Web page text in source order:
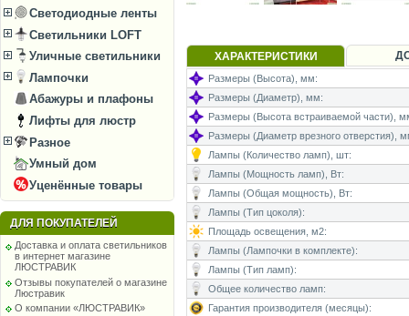
Светодиодные ленты
Светильники LOFT
Уличные светильники
Лампочки
Абажуры и плафоны
Лифты для люстр
Разное
Умный дом
Уценённые товары
ДЛЯ ПОКУПАТЕЛЕЙ
Доставка и оплата светильников
в интернет магазине
ЛЮСТРАВИК
Отзывы покупателей о магазине
Люстравик
О компании «ЛЮСТРАВИК»
ХАРАКТЕРИСТИКИ
Размеры (Высота), мм:
Размеры (Диаметр), мм:
Размеры (Высота встраиваемой части),
Размеры (Диаметр врезного отверстия),
Лампы (Количество ламп), шт:
Лампы (Мощность ламп), Вт:
Лампы (Общая мощность), Вт:
Лампы (Тип цоколя):
Площадь освещения, м2:
Лампы (Лампочки в комплекте):
Лампы (Тип ламп):
Общее количество ламп:
Гарантия производителя (месяцы):